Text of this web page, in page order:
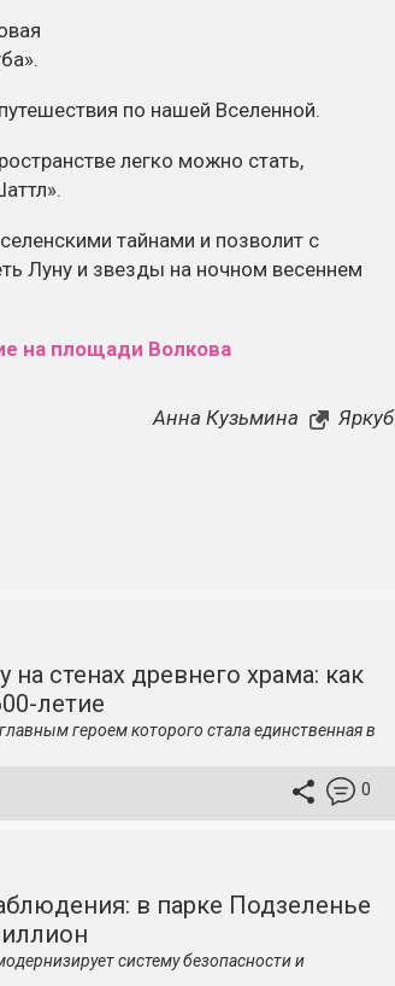
по нашей Вселенной.
легко можно стать,
тайнами и позволит с
Луну и звезды на ночном весеннем
на площади Волкова
Анна Кузьмина Яркуб
стенах древнего храма: как
летие
героем которого стала единственная в
0
в парке Подзеленье
систему безопасности и